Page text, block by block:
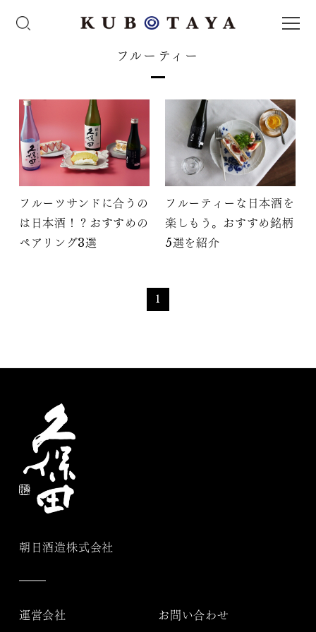
フルーティー
フルーツサンドに合うの
は日本酒！？おすすめの
ペアリング3選
フルーティーな日本酒を
楽しもう。おすすめ銘柄
5選を紹介
1
朝日酒造株式会社
運営会社 お問い合わせ